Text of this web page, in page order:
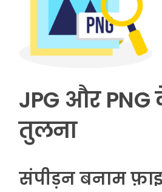
JPG और PNG
तुलना
संपीड़न बनाम